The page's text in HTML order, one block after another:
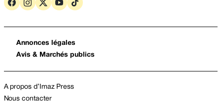
Annonces légales
Avis & Marchés publics
A propos d’Imaz Press
Nous contacter